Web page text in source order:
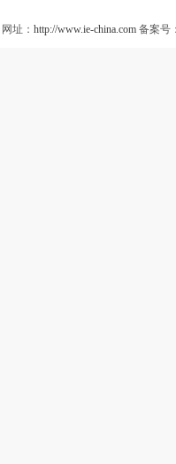
网址： http://www.ie-china.com 备案号